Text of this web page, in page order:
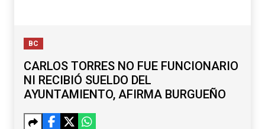
BC
CARLOS TORRES NO FUE FUNCIONARIO
NI RECIBIÓ SUELDO DEL
AYUNTAMIENTO, AFIRMA BURGUEÑO